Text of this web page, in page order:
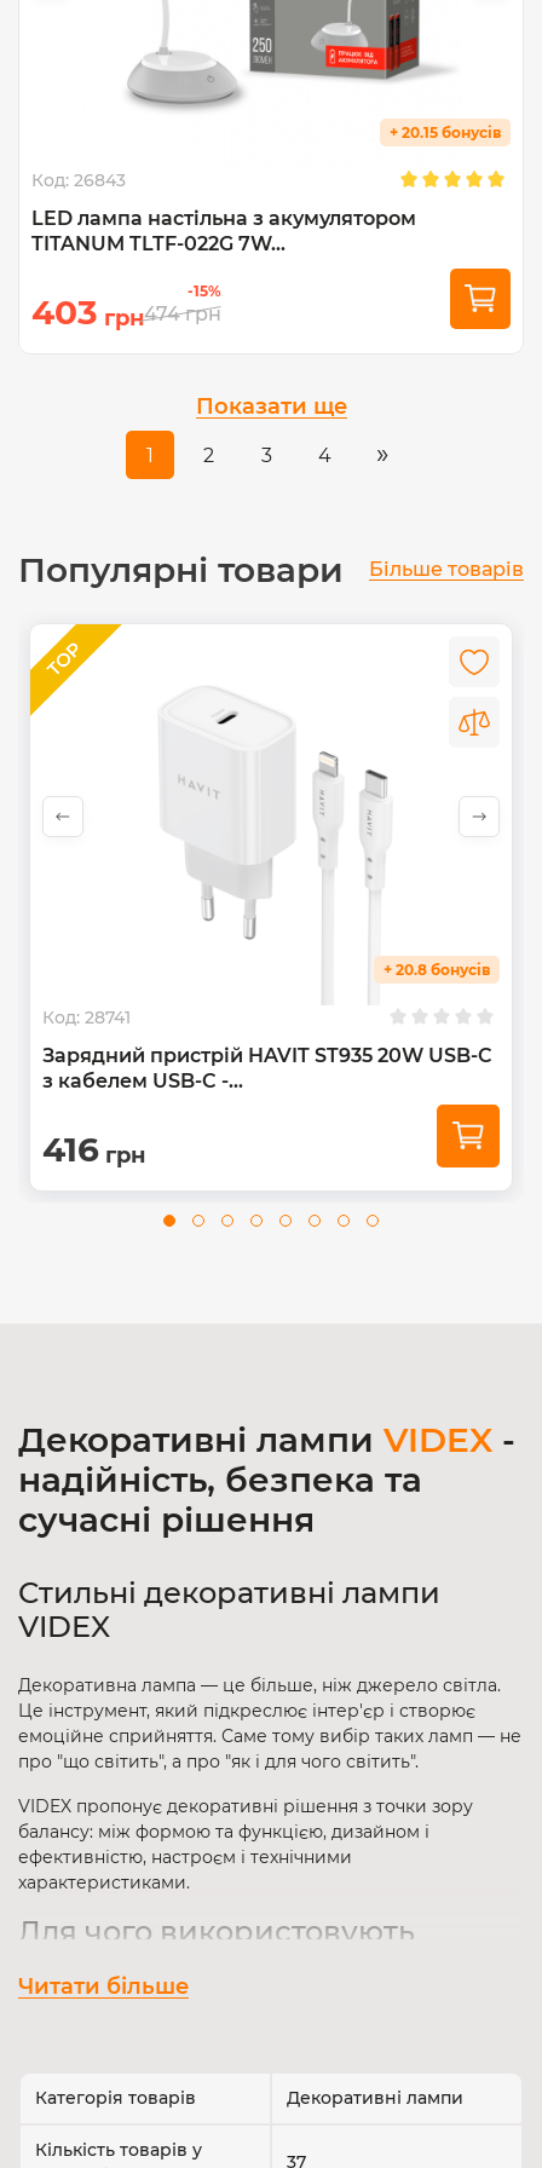
+ 20.15 бонусів
Код: 26843
LED лампа настiльна з акумулятором
TITANUM TLTF-022G 7W...
403 грн
-15%
474 грн
1 2 3 4 »
Показати ще
Популярні товари Більше товарів
+ 20.8 бонусів
Код: 28741
Зарядний пристрій HAVIT ST935 20W USB-C
з кабелем USB-C -...
416 грн
Декоративні лампи VIDEX -
надійність, безпека та
сучасні рішення
Стильні декоративні лампи
VIDEX
Декоративна лампа — це більше, ніж джерело світла.
Це інструмент, який підкреслює інтер'єр і створює
емоційне сприйняття. Саме тому вибір таких ламп — не
про "що світить", а про "як і для чого світить".
VIDEX пропонує декоративні рішення з точки зору
балансу: між формою та функцією, дизайном і
ефективністю, настроєм і технічними
характеристиками.
Для чого використовують
Читати більше
Категорія товарів Декоративні лампи
Кількість товарів у
37